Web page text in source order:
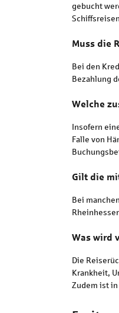
gebucht
Muss die
Bei den
Bezahlung
Welche
Insofern
Falle von
Gilt die
Bei
Was wird
Die
Krankheit,
Zudem ist